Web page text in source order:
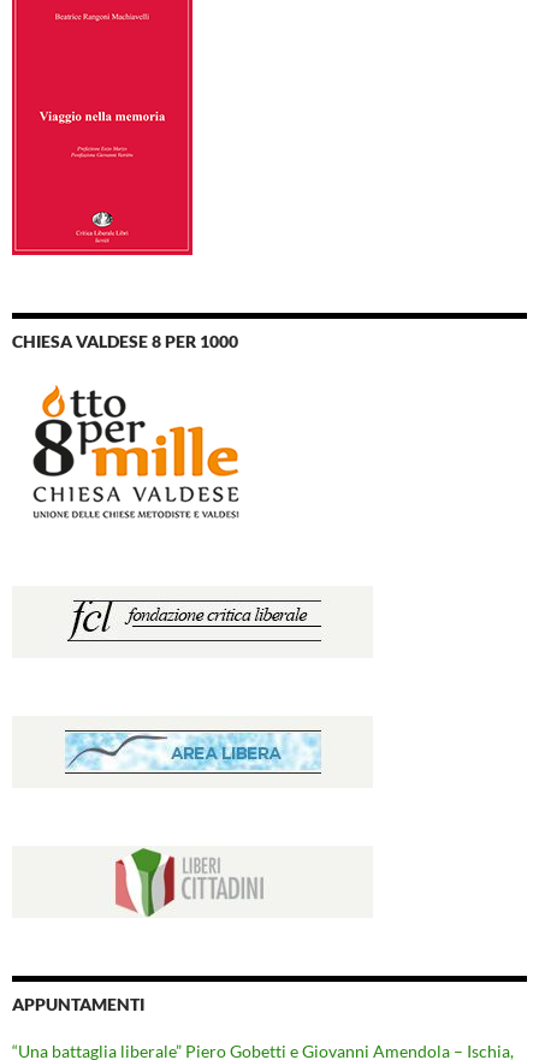
CHIESA VALDESE 8 PER 1000
APPUNTAMENTI
“Una battaglia liberale” Piero Gobetti e Giovanni Amendola – Ischia,